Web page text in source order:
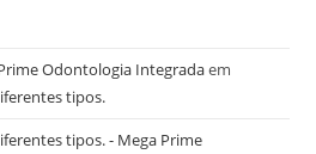
Odontologia Integradaem
tipos.
tipos. - Mega Prime